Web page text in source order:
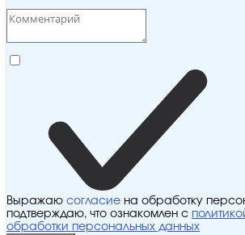
Выражаю согласие на обработку
подтверждаю, что ознакомлен с
обработки персональных данных